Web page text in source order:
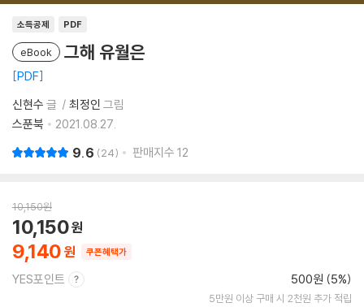
소득공제 PDF
eBook 그해 유월은
PDF
신현수 글 최정인 그림
스푼북
2021.08.27.
9.6 24 판매지수 12
10,150원
9,140
10,150
쿠폰혜택가
YES포인트 500원 (5%)
5만원 이상 구매 시 2천원 추가 적립